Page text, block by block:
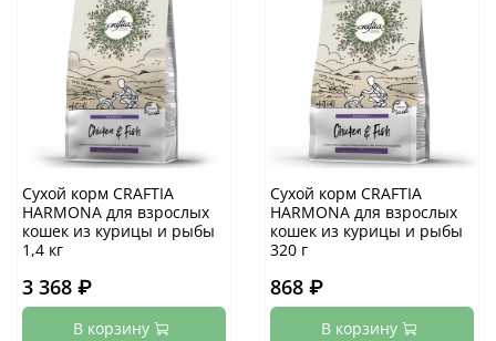
Сухой корм CRAFTIA
HARMONA для взрослых
кошек из курицы и рыбы
1,4 кг
3 368 ₽
В корзину
Сухой корм CRAFTIA
HARMONA для взрослых
кошек из курицы и рыбы
320 г
868 ₽
В корзину